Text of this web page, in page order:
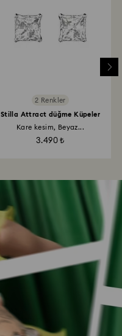
2 Renkler
Stilla Attract düğme Küpeler
Kare kesim, Beyaz...
3.490 ₺